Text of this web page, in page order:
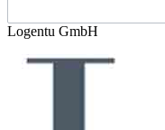
Logentu GmbH